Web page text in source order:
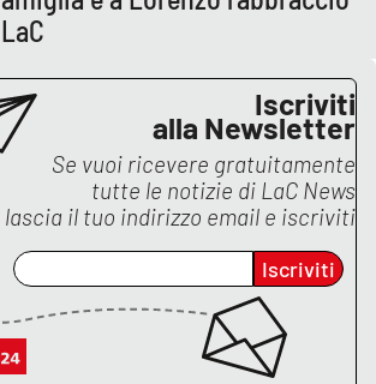
Iscriviti
alla Newsletter
Se vuoi ricevere gratuitamente
tutte le notizie di LaC News
lascia il tuo indirizzo email e iscriviti
Iscriviti